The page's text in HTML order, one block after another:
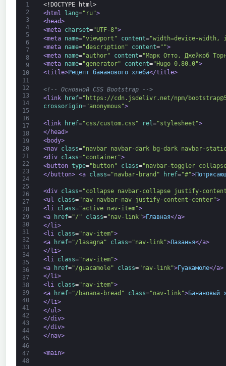
1
2
3
4
5
6
7
8
9
10
11
12
13
14
15
16
17
18
19
20
21
22
23
24
25
26
27
28
29
30
31
32
33
34
35
36
37
38
39
40
41
42
43
44
45
46
47
48
<!DOCTYPE html>
<html
lang="ru">
<head>
<meta charset="UTF-8">
<meta name="viewport" content="width=device-
<meta name="description" content="">
<meta name="author" content="Марк Отто, Джейкоб
<meta name="generator" content="Hugo 0.80.0">
<title>Рецепт бананового хлеба</title>
<!-- Основной CSS Bootstrap -->
<link
href="https://cdn.jsdelivr.net/npm/
crossorigin="anonymous">
<link href="css/custom.css" rel="stylesheet">
</head>
<body>
<nav class="navbar navbar-dark bg-dark navbar-
<div class="container">
<button type="button" class="navbar-toggler
</button> <a class="navbar-brand" href="#">
<div class="collapse navbar-collapse justify-
<ul
class="nav navbar-nav justify-content-center">
<li class="active nav-item">
<a
href="/" class="nav-link">Главная</a>
</li>
<li class="nav-item">
<a
href="/lasagna" class="nav-link">Лазанья</a>
</li>
<li
class="nav-item">
<a
href="/guacamole" class="nav-link">Гуакамоле</a>
</li>
<li class="nav-item">
<a
href="/banana-bread" class="nav-link">Банановый
</li>
</ul>
</div>
</div>
</nav>
<main>